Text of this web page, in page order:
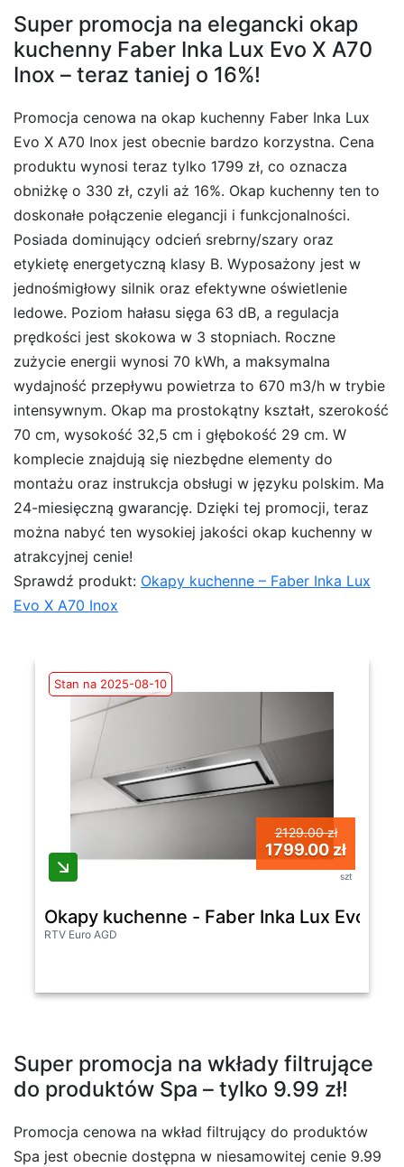
Super promocja na elegancki okap
kuchenny Faber Inka Lux Evo X A70
Inox – teraz taniej o 16%!
Promocja cenowa na okap kuchenny Faber Inka Lux
Evo X A70 Inox jest obecnie bardzo korzystna. Cena
produktu wynosi teraz tylko 1799 zł, co oznacza
obniżkę o 330 zł, czyli aż 16%. Okap kuchenny ten to
doskonałe połączenie elegancji i funkcjonalności.
Posiada dominujący odcień srebrny/szary oraz
etykietę energetyczną klasy B. Wyposażony jest w
jednośmigłowy silnik oraz efektywne oświetlenie
ledowe. Poziom hałasu sięga 63 dB, a regulacja
prędkości jest skokowa w 3 stopniach. Roczne
zużycie energii wynosi 70 kWh, a maksymalna
wydajność przepływu powietrza to 670 m3/h w trybie
intensywnym. Okap ma prostokątny kształt, szerokość
70 cm, wysokość 32,5 cm i głębokość 29 cm. W
komplecie znajdują się niezbędne elementy do
montażu oraz instrukcja obsługi w języku polskim. Ma
24-miesięczną gwarancję. Dzięki tej promocji, teraz
można nabyć ten wysokiej jakości okap kuchenny w
atrakcyjnej cenie!
Sprawdź produkt: Okapy kuchenne – Faber Inka Lux
Evo X A70 Inox
Stan na 2025-08-10
2129.00 zł
1799.00 zł
szt
Okapy kuchenne - Faber Inka Lux Evo X
RTV Euro AGD
Super promocja na wkłady filtrujące
do produktów Spa – tylko 9.99 zł!
Promocja cenowa na wkład filtrujący do produktów
Spa jest obecnie dostępna w niesamowitej cenie 9.99